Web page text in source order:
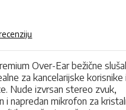
Over-Ear bežične
za kancelarijske korisnike i
Nude izvrsan stereo zvuk,
i napredan mikrofon za